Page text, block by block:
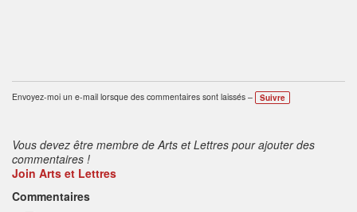
Envoyez-moi un e-mail lorsque des commentaires sont laissés – Suivre
Vous devez être membre de Arts et Lettres pour ajouter des
commentaires !
Join Arts et Lettres
Commentaires